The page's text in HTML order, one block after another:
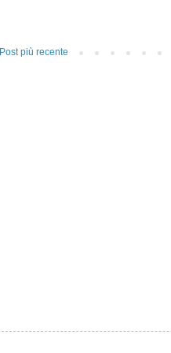
Post più recente